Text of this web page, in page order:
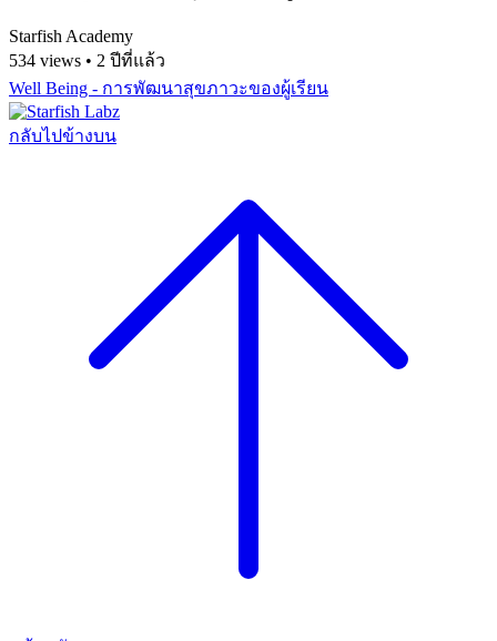
Starfish Academy
534 views • 2 ปีที่แล้ว
Well Being - การพัฒนาสุขภาวะของผู้เรียน
กลับไปข้างบน